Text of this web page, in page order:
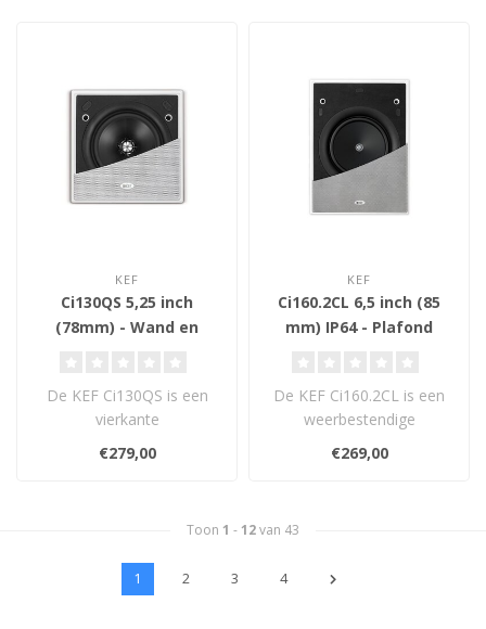
KEF
Ci130QS 5,25 inch
(78mm) - Wand en
De KEF Ci130QS is een
vierkante
5,25" Uni-Q-driver, Ultra-..
€279,00
KEF
Ci160.2CL 6,5 inch (85
mm) IP64 - Plafond
De KEF Ci160.2CL is een
weerbestendige
Uni-Q-driver en ul..
€269,00
Toon 1 - 12van 43
1 2 3 4